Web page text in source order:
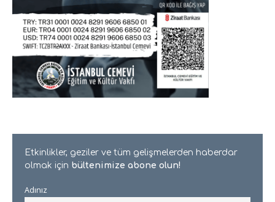
Etkinlikler, geziler ve tüm gelişmelerden haberdar
olmak için bültenimize abone olun!
Adınız